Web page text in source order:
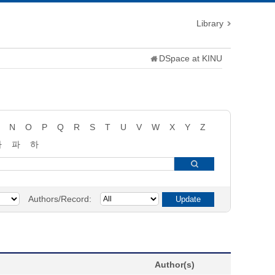
Library
DSpace at KINU
N O P Q R S T U V W X Y
Z
파
하
Authors/Record:
Author(s)